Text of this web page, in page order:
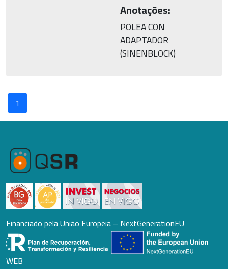
Anotações:
POLEA CON
ADAPTADOR
(SINENBLOCK)
1
Financiado pela União Europeia – NextGenerationEU
WEB